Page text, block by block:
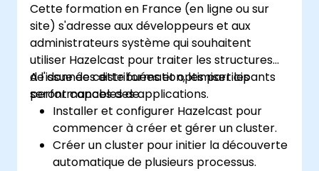
Cette formation en France (en ligne ou sur
site) s'adresse aux développeurs et aux
administrateurs système qui souhaitent
utiliser Hazelcast pour traiter les structures
de données distribuées et optimiser les
performances des applications.
A l'issue de cette formation, les participants
seront capables de :
Installer et configurer Hazelcast pour
commencer à créer et gérer un cluster.
Créer un cluster pour initier la découverte
automatique de plusieurs processus.